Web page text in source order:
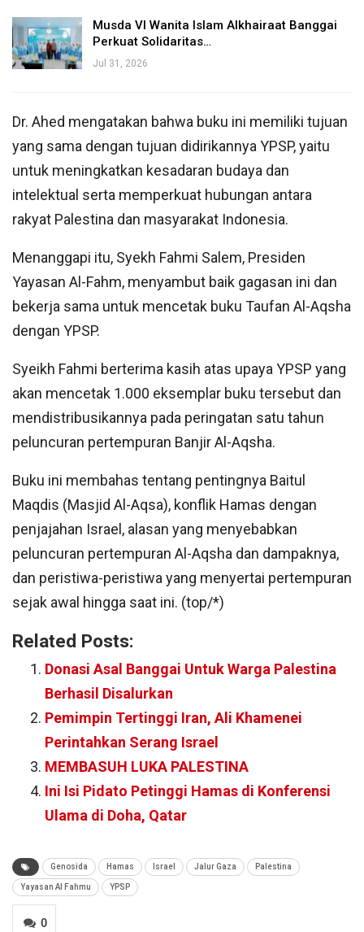
Musda VI Wanita Islam Alkhairaat Banggai
Perkuat Solidaritas…
Jul 31, 2026
Dr. Ahed mengatakan bahwa buku ini memiliki tujuan
yang sama dengan tujuan didirikannya YPSP, yaitu
untuk meningkatkan kesadaran budaya dan
intelektual serta memperkuat hubungan antara
rakyat Palestina dan masyarakat Indonesia.
Menanggapi itu, Syekh Fahmi Salem, Presiden
Yayasan Al-Fahm, menyambut baik gagasan ini dan
bekerja sama untuk mencetak buku Taufan Al-Aqsha
dengan YPSP.
Syeikh Fahmi berterima kasih atas upaya YPSP yang
akan mencetak 1.000 eksemplar buku tersebut dan
mendistribusikannya pada peringatan satu tahun
peluncuran pertempuran Banjir Al-Aqsha.
Buku ini membahas tentang pentingnya Baitul
Maqdis (Masjid Al-Aqsa), konflik Hamas dengan
penjajahan Israel, alasan yang menyebabkan
peluncuran pertempuran Al-Aqsha dan dampaknya,
dan peristiwa-peristiwa yang menyertai pertempuran
sejak awal hingga saat ini. (top/*)
Related Posts:
Donasi Asal Banggai Untuk Warga Palestina
Berhasil Disalurkan
Pemimpin Tertinggi Iran, Ali Khamenei
Perintahkan Serang Israel
MEMBASUH LUKA PALESTINA
Ini Isi Pidato Petinggi Hamas di Konferensi
Ulama di Doha, Qatar
Genosida Hamas Israel Jalur Gaza Palestina
Yayasan Al Fahmu YPSP
0